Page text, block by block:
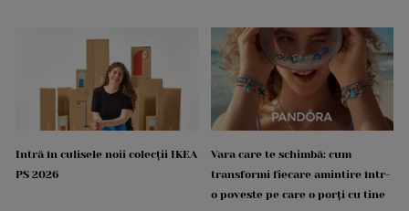
Intră în culisele noii colecții IKEA
PS 2026
Vara care te schimbă: cum
transformi fiecare amintire într-
o poveste pe care o porți cu tine